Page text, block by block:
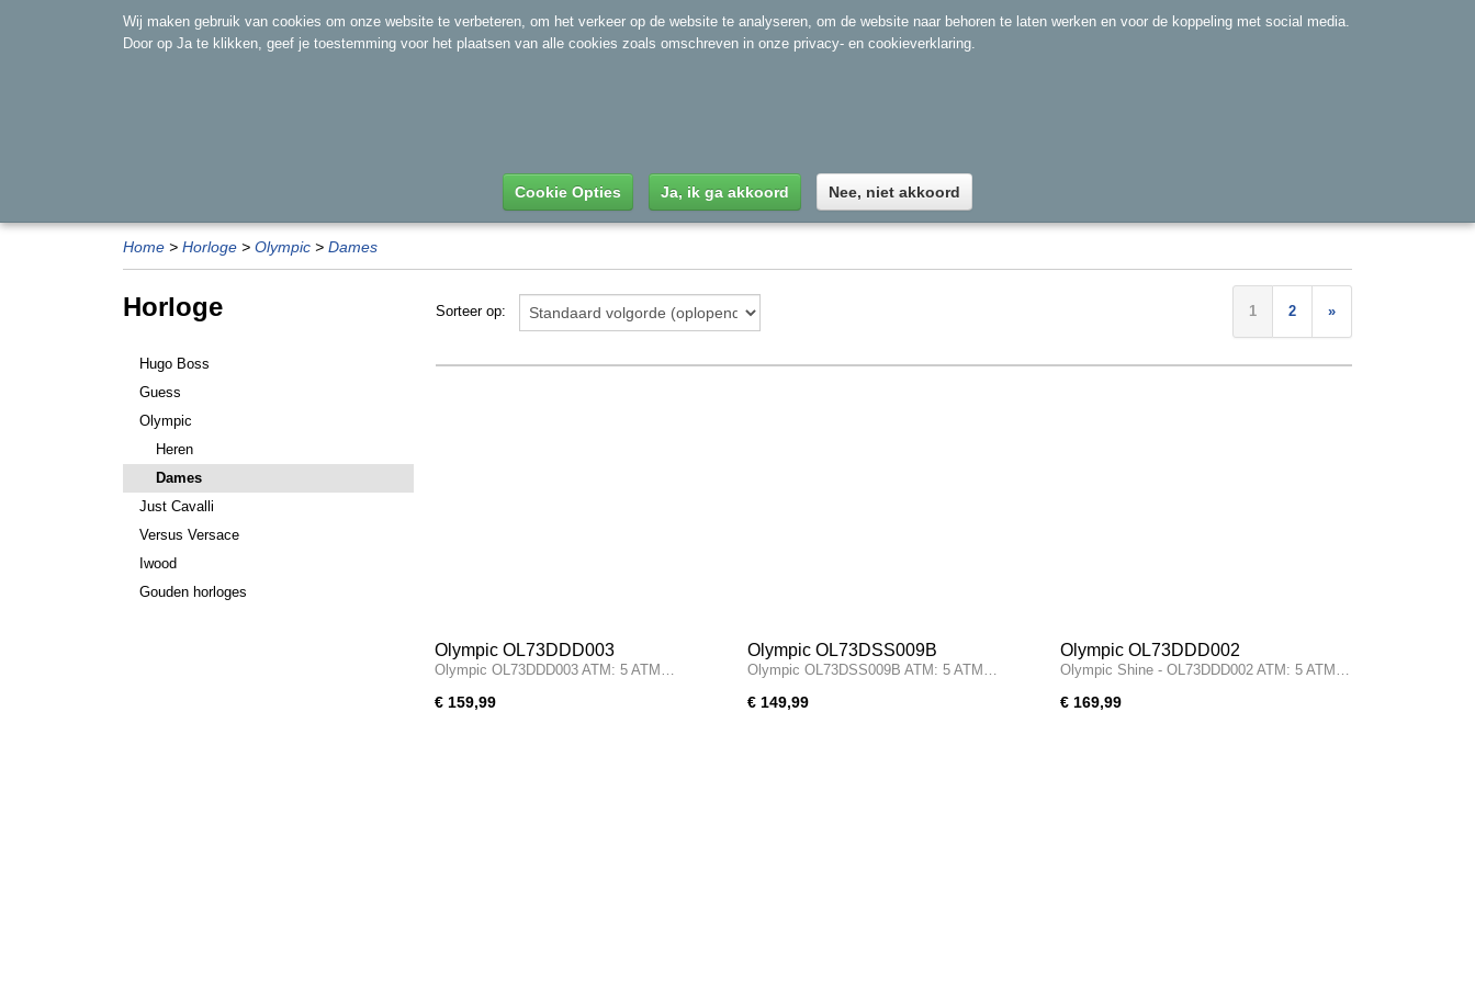
Home Contact Over ons Inloggen Registreren
Home > Horloge > Olympic > Dames
Horloge
Hugo Boss
Guess
Olympic
Heren
Dames
Just Cavalli
Versus Versace
Iwood
Gouden horloges
Sorteer op: 1 2 »
Olympic OL73DDD003
Olympic OL73DDD003 ATM: 5 ATM…
€ 159,99
Olympic OL73DSS009B
Olympic OL73DSS009B ATM: 5 ATM…
€ 149,99
Olympic OL73DDD002
Olympic Shine - OL73DDD002 ATM: 5 ATM…
€ 169,99
Wij maken gebruik van cookies om onze website te verbeteren, om het verkeer op de website te analyseren, om de website naar behoren te laten werken en voor de koppeling met social media.
Door op Ja te klikken, geef je toestemming voor het plaatsen van alle cookies zoals omschreven in onze privacy- en cookieverklaring.
Cookie Opties Ja, ik ga akkoord Nee, niet akkoord